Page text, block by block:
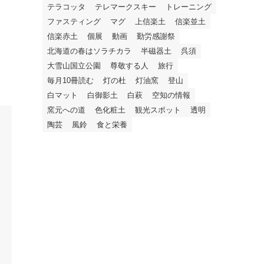
テラコッタ テレマークスキー
トレーニング
ファスティング
マグ 上信楽土
信楽並土
信楽赤土
個展 動画
勤労感謝祭
北海道の春はソラチカラ
半磁器土
呉須
大雪山国立公園
尊敬する人
旅行
毎月10冊読む
灯の杜 灯油窯
登山
白マット
白御影土 白萩
空知の情報
窯元への道
色化粧土 観光スポット
透明
陶芸
風鈴 食と栄養